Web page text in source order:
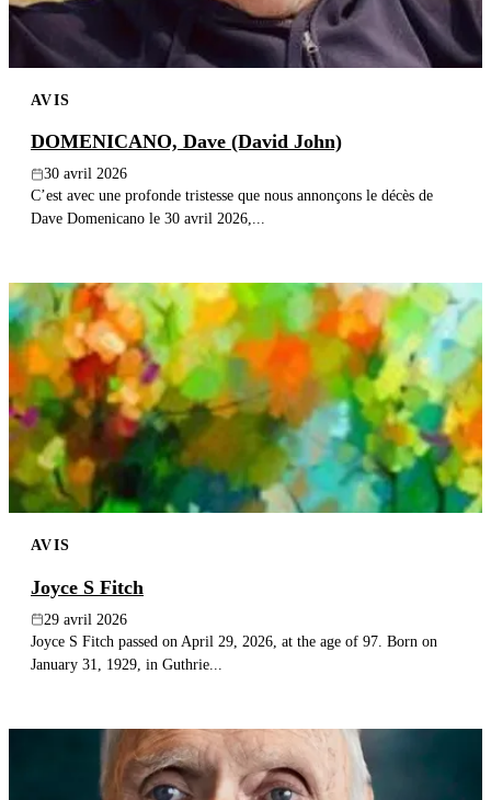
AVIS
DOMENICANO, Dave (David John)
30 avril 2026
C’est avec une profonde tristesse que nous annonçons le décès de
Dave Domenicano le 30 avril 2026,...
AVIS
Joyce S Fitch
29 avril 2026
Joyce S Fitch passed on April 29, 2026, at the age of 97. Born on
January 31, 1929, in Guthrie...